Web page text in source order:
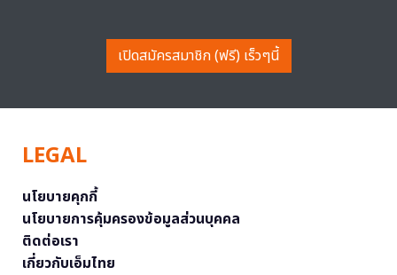
เปิดสมัครสมาชิก (ฟรี) เร็วๆนี้
LEGAL
นโยบายคุกกี้
นโยบายการคุ้มครองข้อมูลส่วนบุคคล
ติดต่อเรา
เกี่ยวกับเอ็มไทย